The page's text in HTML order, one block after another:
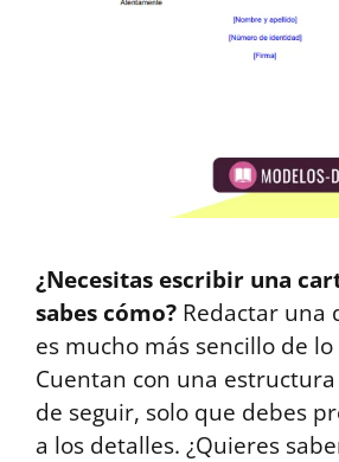
¿Necesitas escribir una
sabes cómo? Redactar una
es mucho más sencillo de
Cuentan con una
de seguir, solo que debes
a los detalles. ¿Quieres